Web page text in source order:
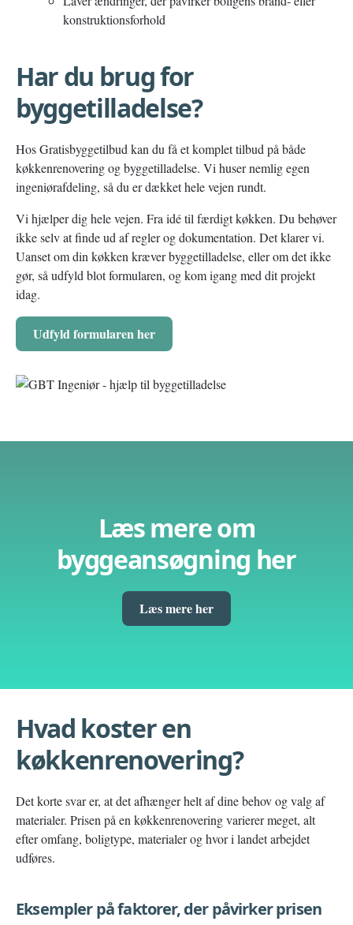
konstruktionsforhold
Har du brug for
byggetilladelse?
Hos Gratisbyggetilbud kan du få et komplet tilbud på både
køkkenrenovering og byggetilladelse. Vi huser nemlig egen
ingeniørafdeling, så du er dækket hele vejen rundt.
Vi hjælper dig hele vejen. Fra idé til færdigt køkken. Du behøver
ikke selv at finde ud af regler og dokumentation. Det klarer vi.
Uanset om din køkken kræver byggetilladelse, eller om det ikke
gør, så udfyld blot formularen, og kom igang med dit projekt
idag.
Udfyld formularen her
Læs mere om
byggeansøgning her
Læs mere her
Hvad koster en
køkkenrenovering?
Det korte svar er, at det afhænger helt af dine behov og valg af
materialer. Prisen på en køkkenrenovering varierer meget, alt
efter omfang, boligtype, materialer og hvor i landet arbejdet
udføres.
Eksempler på faktorer, der påvirker prisen